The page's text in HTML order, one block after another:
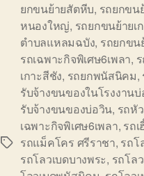
Tags
ยกขนย้ายสัตหีบ, รถยกขน
หนองใหญ่, รถยกขนย้ายเ
ตำบลแหลมฉบัง, รถยกขน
รถเฉพาะกิจพิเศษ6เพลา,
เกาะสีชัง, รถยกพนัสนิคม,
รับจ้างขนของในโรงงาน
รับจ้างขนของบ่อวิน, รถหั
เฉพาะกิจพิเศษ6เพลา, รถ
รถแม็คโคร ศรีราชา, รถโ
รถโลวเบดบางพระ, รถโล